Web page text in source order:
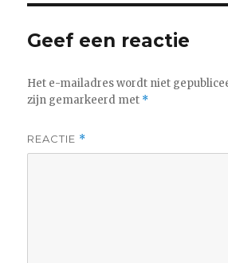
Geef een reactie
Het e-mailadres wordt niet
zijn gemarkeerd met *
REACTIE *